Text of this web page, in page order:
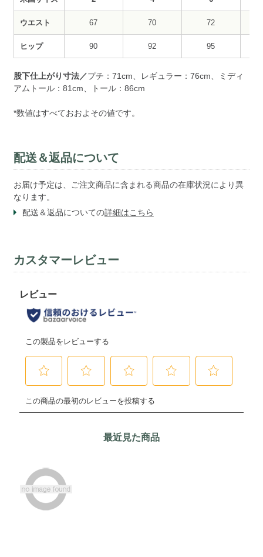
ウエスト 67 70 72
ヒップ 90 92 95
股下仕上がり寸法／プチ：71cm、レギュラー：76cm、ミディ
アムトール：81cm、トール：86cm
*数値はすべておおよその値です。
配送＆返品について
お届け予定は、ご注文商品に含まれる商品の在庫状況により異
なります。
配送＆返品についての詳細はこちら
カスタマーレビュー
最近見た商品